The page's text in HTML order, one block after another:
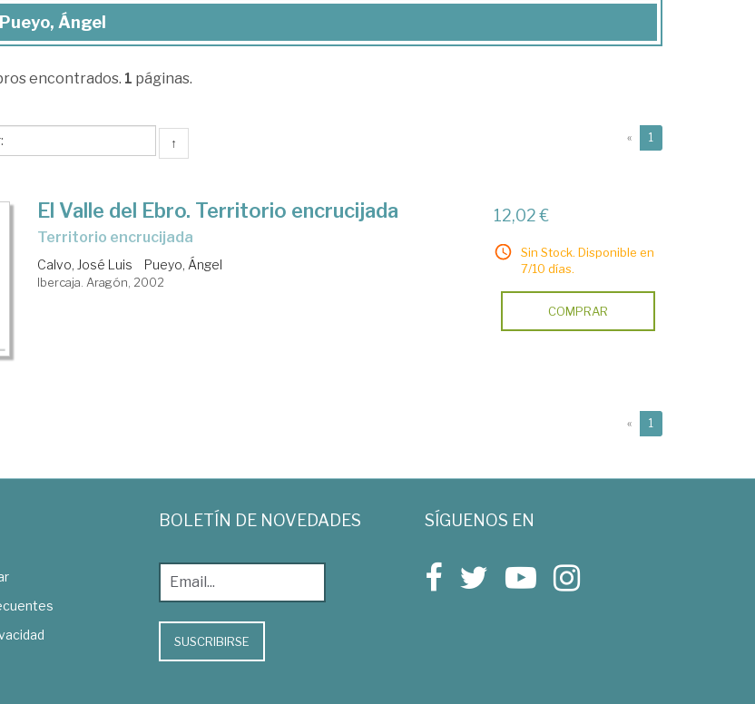
Ángel
encontrados. 1 páginas.
↑ « 1
El Valle del Ebro. Territorio encrucijada
territorio encrucijada
Calvo, José Luis Pueyo, Ángel
Ibercaja. Aragón, 2002
12,02 €
Sin Stock. Disponible en
7/10 días.
COMPRAR
« 1
BOLETÍN DE NOVEDADES
SUSCRIBIRSE
SÍGUENOS EN